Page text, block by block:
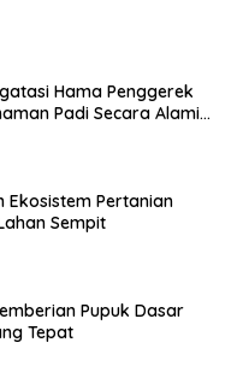
Hama Penggerek
Padi Secara Alami
Ekosistem Pertanian
Sempit
Pupuk Dasar
Tepat